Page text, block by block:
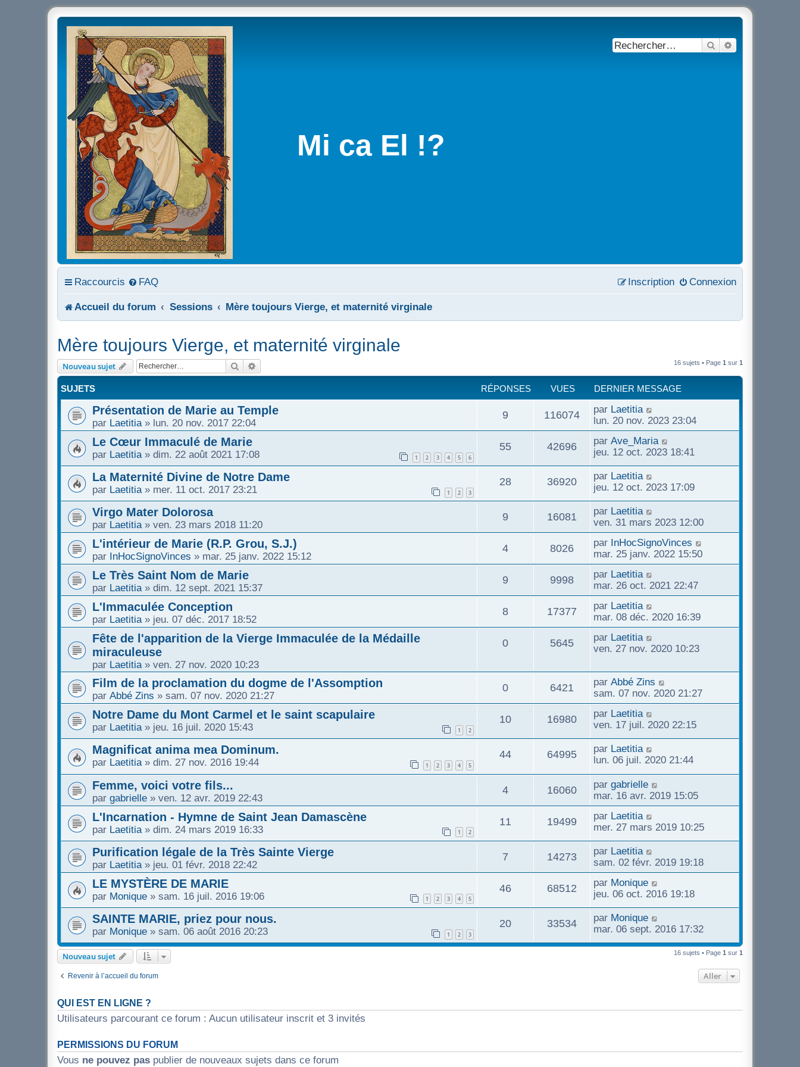
Mi ca El !?
Rechercher
Raccourcis FAQ Connexion
Inscription
Accueil du forum Sessions Mère toujours Vierge, et maternité virginale
Mère toujours Vierge, et maternité virginale
Nouveau sujet Rechercher 16 sujets • Page 1 sur 1
SUJETS RÉPONSES VUES DERNIER MESSAGE
Présentation de Marie au Temple
par Laetitia » lun. 20 nov. 2017 22:04
9 116074 par Laetitia
lun. 20 nov. 2023 23:04
Le Cœur Immaculé de Marie
par Laetitia » dim. 22 août 2021 17:08 1 2 3 4 5 6
55 42696 par Ave_Maria
jeu. 12 oct. 2023 18:41
La Maternité Divine de Notre Dame
par Laetitia » mer. 11 oct. 2017 23:21 1 2 3
28 36920 par Laetitia
jeu. 12 oct. 2023 17:09
Virgo Mater Dolorosa
par Laetitia » ven. 23 mars 2018 11:20
9 16081 par Laetitia
ven. 31 mars 2023 12:00
L'intérieur de Marie (R.P. Grou, S.J.)
par InHocSignoVinces » mar. 25 janv. 2022 15:12
4 8026 par InHocSignoVinces
mar. 25 janv. 2022 15:50
Le Très Saint Nom de Marie
par Laetitia » dim. 12 sept. 2021 15:37
9 9998 par Laetitia
mar. 26 oct. 2021 22:47
L'Immaculée Conception
par Laetitia » jeu. 07 déc. 2017 18:52
8 17377 par Laetitia
mar. 08 déc. 2020 16:39
Fête de l'apparition de la Vierge Immaculée de la Médaille
miraculeuse
par Laetitia » ven. 27 nov. 2020 10:23
0 5645 par Laetitia
ven. 27 nov. 2020 10:23
Film de la proclamation du dogme de l'Assomption
par Abbé Zins » sam. 07 nov. 2020 21:27
0 6421 par Abbé Zins
sam. 07 nov. 2020 21:27
Notre Dame du Mont Carmel et le saint scapulaire
par Laetitia » jeu. 16 juil. 2020 15:43 1 2
10 16980 par Laetitia
ven. 17 juil. 2020 22:15
Magnificat anima mea Dominum.
par Laetitia » dim. 27 nov. 2016 19:44 1 2 3 4 5
44 64995 par Laetitia
lun. 06 juil. 2020 21:44
Femme, voici votre fils...
par gabrielle » ven. 12 avr. 2019 22:43
4 16060 par gabrielle
mar. 16 avr. 2019 15:05
L'Incarnation - Hymne de Saint Jean Damascène
par Laetitia » dim. 24 mars 2019 16:33 1 2
11 19499 par Laetitia
mer. 27 mars 2019 10:25
Purification légale de la Très Sainte Vierge
par Laetitia » jeu. 01 févr. 2018 22:42
7 14273 par Laetitia
sam. 02 févr. 2019 19:18
LE MYSTÈRE DE MARIE
par Monique » sam. 16 juil. 2016 19:06 1 2 3 4 5
46 68512 par Monique
jeu. 06 oct. 2016 19:18
SAINTE MARIE, priez pour nous.
par Monique » sam. 06 août 2016 20:23 1 2 3
20 33534 par Monique
mar. 06 sept. 2016 17:32
Nouveau sujet 16 sujets • Page 1 sur 1
Revenir à l’accueil du forum Aller
QUI EST EN LIGNE ?
Utilisateurs parcourant ce forum : Aucun utilisateur inscrit et 3 invités
PERMISSIONS DU FORUM
Vous ne pouvez pas publier de nouveaux sujets dans ce forum